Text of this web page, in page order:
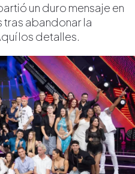
un duro mensaje en
abandonar la
los detalles.